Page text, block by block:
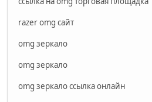
razer omg сайт
omg зеркало
omg зеркало
omg зеркало ссылка онлайн